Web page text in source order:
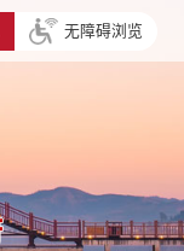
无障碍浏览